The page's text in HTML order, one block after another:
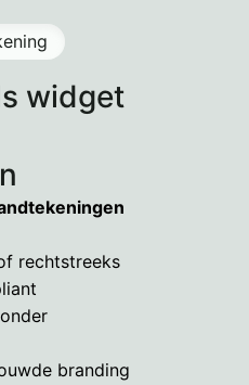
widget
rechtstreeks
branding